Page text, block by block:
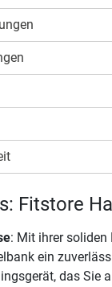
Fitstore
: Mit ihrer
ein
das Sie